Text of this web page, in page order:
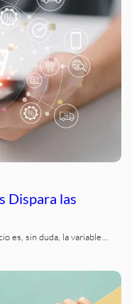
Dispara las
es, sin duda, la variable…